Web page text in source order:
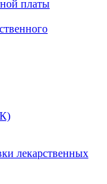
платы
лекарственных